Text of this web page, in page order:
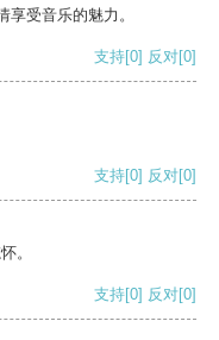
受音乐的魅力。
支持[0] 反对[0]
支持[0] 反对[0]
。
支持[0] 反对[0]